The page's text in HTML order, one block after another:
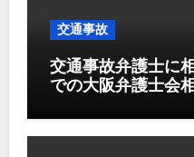
交通事故
交通事故弁護士に
での大阪弁護士会